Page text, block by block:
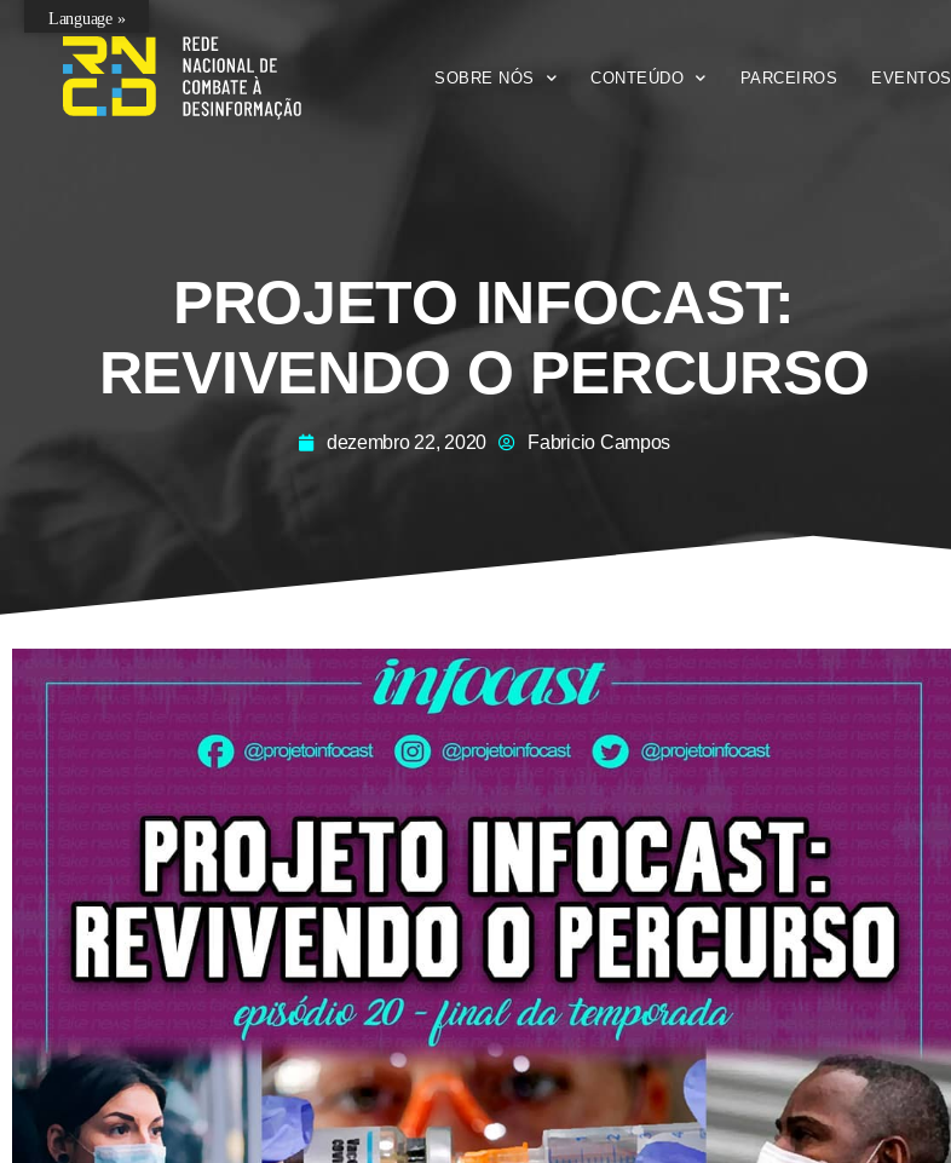
SOBRE NÓS CONTEÚDO PARCEIROS EVENTOS
PROJETO INFOCAST:
REVIVENDO O PERCURSO
dezembro 22, 2020 Fabricio Campos
Language »